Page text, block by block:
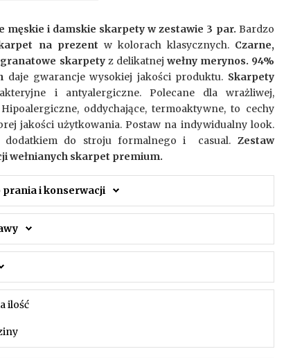
męskie i damskie skarpety w zestawie 3 par. Bardzo
na prezent w kolorach klasycznych. Czarne,
skarpetyz delikatnej wełny merynos. 94%
daje gwarancje wysokiej jakości produktu. Skarpety
i antyalergiczne. Polecane dla wrażliwej,
oddychające, termoaktywne, to cechy
jakości użytkowania. Postaw na indywidualny look.
dodatkiem do stroju formalnego i casual. Zestaw
wełnianych skarpet premium.
prania i konserwacji
ilość